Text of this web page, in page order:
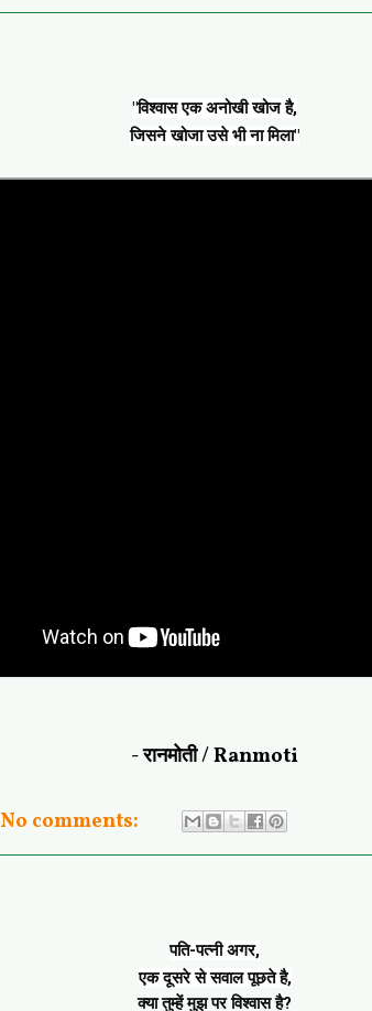
"विश्वास एक अनोखी खोज है,
जिसने खोजा उसे भी ना मिला"
- रानमोती / Ranmoti
No comments:
पति-पत्नी अगर,
एक दूसरे से सवाल पूछते है,
क्या तुम्हें मुझ पर विश्वास है?